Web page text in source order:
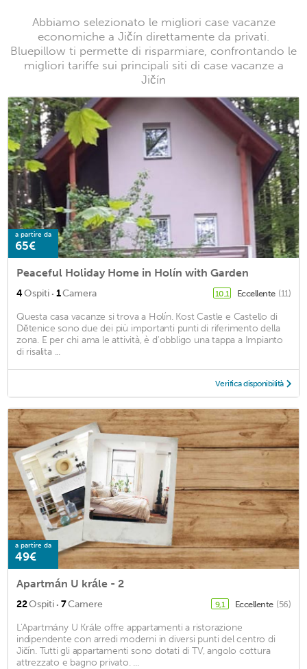
Abbiamo selezionato le migliori case vacanze
economiche a Jičín direttamente da privati.
Bluepillow ti permette di risparmiare, confrontando le
migliori tariffe sui principali siti di case vacanze a
Jičín
a partire da
65€
Peaceful Holiday Home in Holín with Garden
4Ospiti · 1Camera 10,1 Eccellente (11)
Questa casa vacanze si trova a Holín. Kost Castle e Castello di
Dětenice sono due dei più importanti punti di riferimento della
zona. E per chi ama le attività, è d'obbligo una tappa a Impianto
di risalita ...
Verifica disponibilità
a partire da
49€
Apartmán U krále - 2
22Ospiti · 7Camere 9,1 Eccellente (56)
L'Apartmány U Krále offre appartamenti a ristorazione
indipendente con arredi moderni in diversi punti del centro di
Jičín. Tutti gli appartamenti sono dotati di TV, angolo cottura
attrezzato e bagno privato. ...